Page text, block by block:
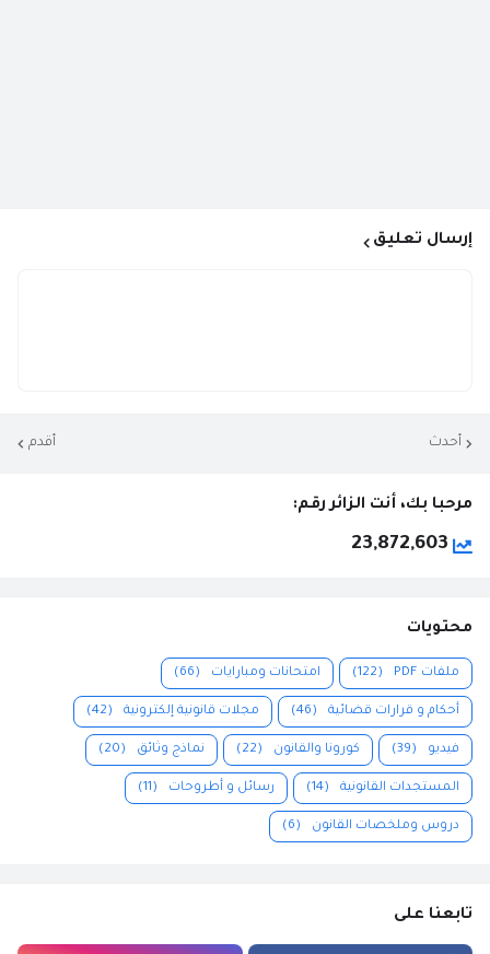
إرسال تعليق
أحدث أقدم
مرحبا بك، أنت الزائر رقم:
23,872,603
محتويات
ملفات PDF (122) امتحانات ومبارايات (66)
أحكام و قرارات قضائية (46) مجلات قانونية إلكترونية (42)
فيديو (39) كورونا والقانون (22) نماذج وثائق (20)
المستجدات القانونية (14) رسائل و أطروحات (11)
دروس وملخصات القانون (6)
تابعنا على